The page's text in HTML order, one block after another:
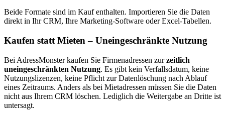
Beide Formate sind im Kauf enthalten. Importieren Sie die Daten
direkt in Ihr CRM, Ihre Marketing-Software oder Excel-Tabellen.
Kaufen statt Mieten – Uneingeschränkte Nutzung
Bei AdressMonster kaufen Sie Firmenadressen zur zeitlich
uneingeschränkten Nutzung. Es gibt kein Verfallsdatum, keine
Nutzungslizenzen, keine Pflicht zur Datenlöschung nach Ablauf
eines Zeitraums. Anders als bei Mietadressen müssen Sie die Daten
nicht aus Ihrem CRM löschen. Lediglich die Weitergabe an Dritte ist
untersagt.